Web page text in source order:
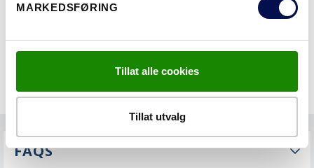
MARKEDSFØRING
Tillat alle cookies
Tillat utvalg
FAQS